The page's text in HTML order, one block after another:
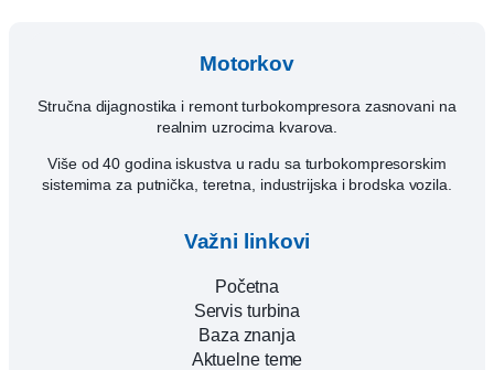
Motorkov
Stručna dijagnostika i remont turbokompresora zasnovani na
realnim uzrocima kvarova.
Više od 40 godina iskustva u radu sa turbokompresorskim
sistemima za putnička, teretna, industrijska i brodska vozila.
Važni linkovi
Početna
Servis turbina
Baza znanja
Aktuelne teme